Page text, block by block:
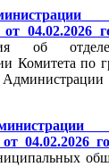
от
об
Комитета по
04.02.2026